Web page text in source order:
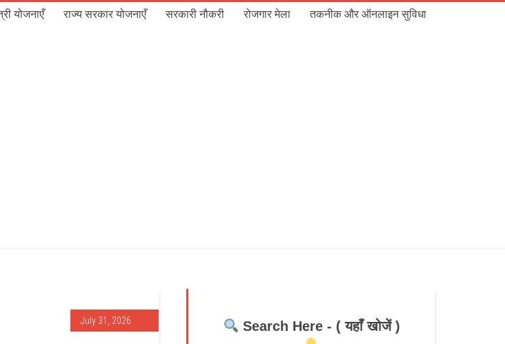
योजनाएँ राज्य सरकार योजनाएँ सरकारी नौकरी रोजगार मेला तकनीक और ऑनलाइन सुविधा
July 31, 2026 Search Here - ( यहाँ खोजें )